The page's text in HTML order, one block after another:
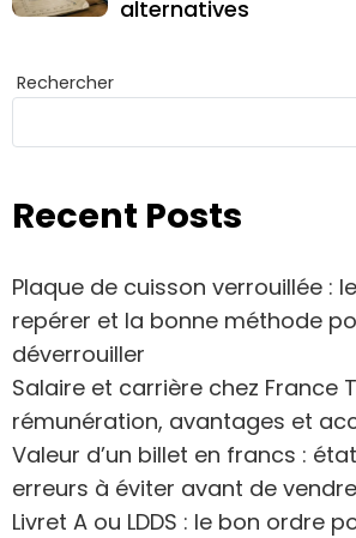
alternatives
Rechercher
Recent Posts
Plaque de cuisson verrouillée :
repérer et la bonne méthode
déverrouiller
Salaire et carrière chez France
rémunération, avantages et
Valeur d’un billet en francs :
erreurs à éviter avant de vendre
Livret A ou LDDS : le bon ordre